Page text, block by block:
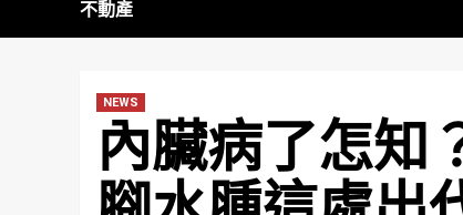
不動產
NEWS
內臟病了怎知